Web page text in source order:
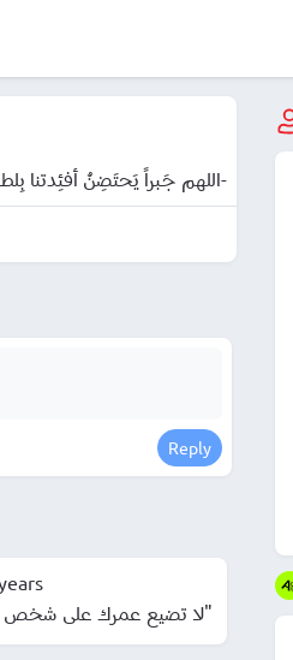
-اللهم جَـبراً يَحتَضِنُ أفئِدتنا
Reply
"لا تضيع عمرك على شخص